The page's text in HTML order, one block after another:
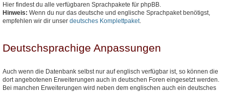
Hier findest du alle verfügbaren Sprachpakete für phpBB.
Hinweis: Wenn du nur das deutsche und englische Sprachpaket benötigst,
empfehlen wir dir unser deutsches Komplettpaket.
Deutschsprachige Anpassungen
Auch wenn die Datenbank selbst nur auf englisch verfügbar ist, so können die
dort angebotenen Erweiterungen auch in deutschen Foren eingesetzt werden.
Bei manchen Erweiterungen wird neben dem englischen auch ein deutsches